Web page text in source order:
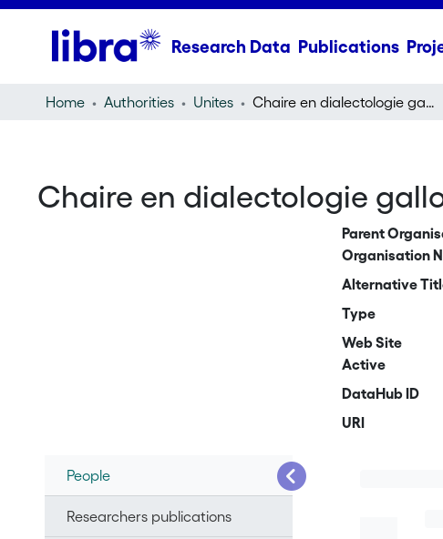
Research Data Publications
Home Authorities Unites Chaire en dialectologie gallo-romane et sociolinguistique
Chaire en dialectologie
Parent
Organisation
Alternative
Type
Web Site
Active
DataHub ID
URI
People
Researchers publications